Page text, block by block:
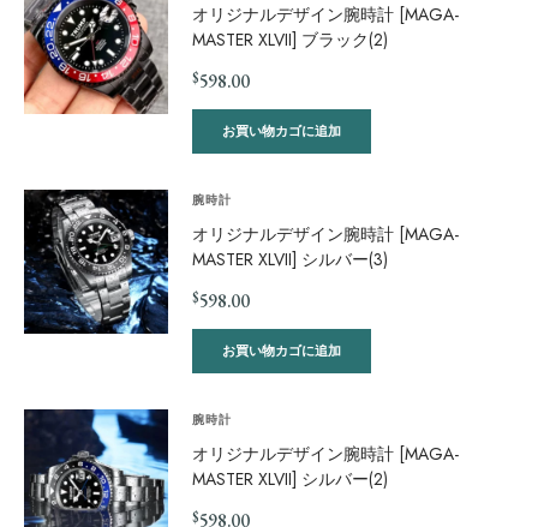
オリジナルデザイン腕時計 [MAGA-
MASTER XLVII] ブラック(2)
$598.00
お買い物カゴに追加
腕時計
オリジナルデザイン腕時計 [MAGA-
MASTER XLVII] シルバー(3)
$598.00
お買い物カゴに追加
腕時計
オリジナルデザイン腕時計 [MAGA-
MASTER XLVII] シルバー(2)
$598.00